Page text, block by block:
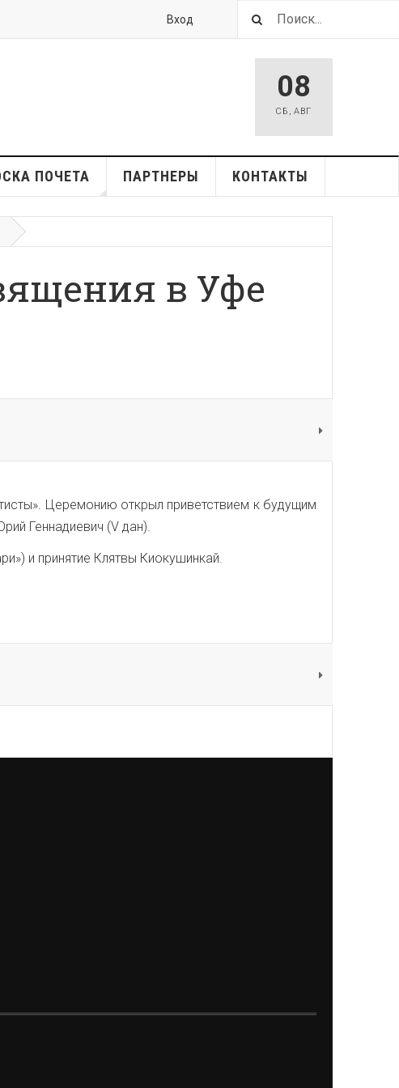
Вход
08
СБ ,АВГ
ПОЧЕТА ПАРТНЕРЫ КОНТАКТЫ
в Уфе
Церемонию открыл приветствием к будущим
Геннадиевич (V дан).
и принятие Клятвы Киокушинкай.